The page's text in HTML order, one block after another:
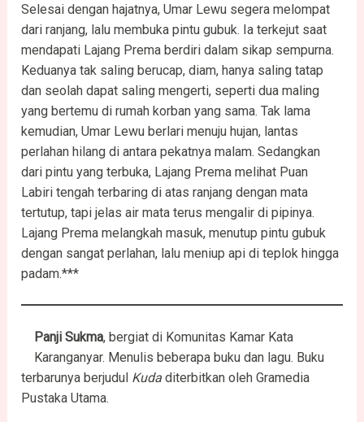
Selesai dengan hajatnya, Umar Lewu segera melompat
dari ranjang, lalu membuka pintu gubuk. Ia terkejut saat
mendapati Lajang Prema berdiri dalam sikap sempurna.
Keduanya tak saling berucap, diam, hanya saling tatap
dan seolah dapat saling mengerti, seperti dua maling
yang bertemu di rumah korban yang sama. Tak lama
kemudian, Umar Lewu berlari menuju hujan, lantas
perlahan hilang di antara pekatnya malam. Sedangkan
dari pintu yang terbuka, Lajang Prema melihat Puan
Labiri tengah terbaring di atas ranjang dengan mata
tertutup, tapi jelas air mata terus mengalir di pipinya.
Lajang Prema melangkah masuk, menutup pintu gubuk
dengan sangat perlahan, lalu meniup api di teplok hingga
padam.***
Panji Sukma, bergiat di Komunitas Kamar Kata
Karanganyar. Menulis beberapa buku dan lagu. Buku
terbarunya berjudul Kuda diterbitkan oleh Gramedia
Pustaka Utama.